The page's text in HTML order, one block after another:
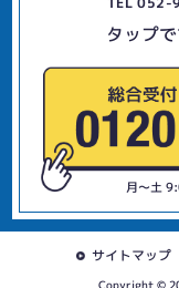
タップ
月〜土
サイトマップ